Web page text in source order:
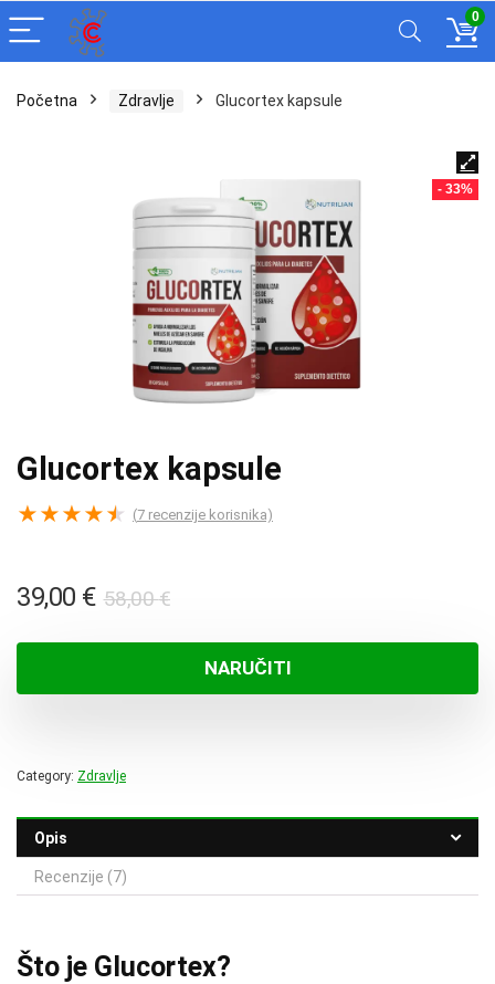
0
Početna Zdravlje Glucortex kapsule
- 33%
Glucortex kapsule
★★★★★ (7 recenzije korisnika)
58,00€Izvorna
bila
je:
39,00 €
Trenutna
39,00 €.
NARUČITI
Category: Zdravlje
Opis
Recenzije (7)
Što je Glucortex?